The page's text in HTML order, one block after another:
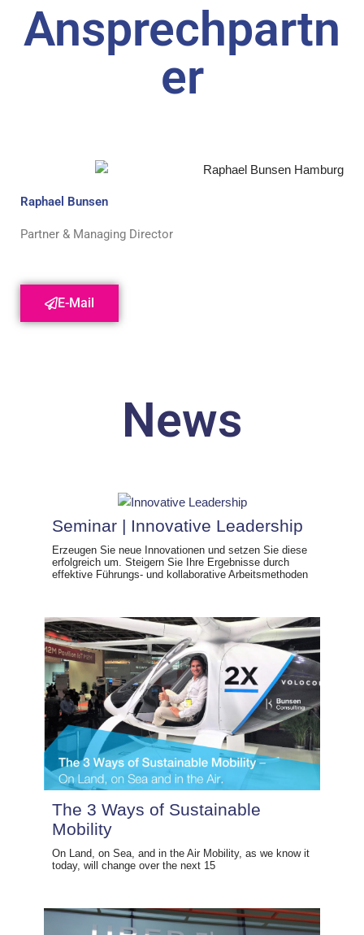
Ansprechpartn
er
Raphael Bunsen
Partner & Managing Director
E-Mail
News
Seminar | Innovative Leadership
Erzeugen Sie neue Innovationen und setzen Sie diese
erfolgreich um. Steigern Sie Ihre Ergebnisse durch
effektive Führungs- und kollaborative Arbeitsmethoden
The 3 Ways of Sustainable
Mobility
On Land, on Sea, and in the Air Mobility, as we know it
today, will change over the next 15